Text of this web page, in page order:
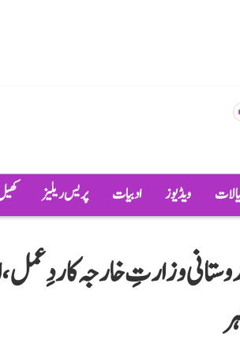
ویڈیوز ادبیات پریس ریلیز
وزارتِ خارجہ کا